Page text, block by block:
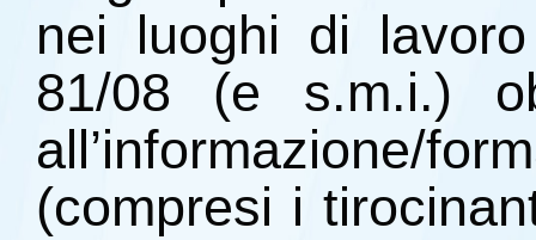
nei luoghi di
81/08 (e s.m.i.)
all’informazione/
(compresi i